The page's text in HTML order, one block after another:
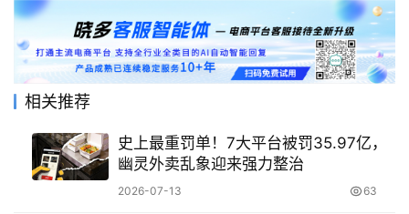
相关推荐
史上最重罚单！7大平台被罚35.97亿，
幽灵外卖乱象迎来强力整治
2026-07-13 63